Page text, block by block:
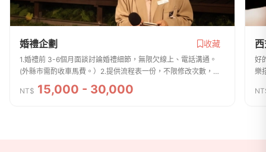
婚禮企劃 收藏
1.婚禮前 3-6個月面談討論婚禮細節，無限欠線上、電話溝通。
(外縣市需酌收車馬費。）2.提供流程表一份，不限修改次數，喜
宴三天為最後修改日3.婚禮主持團隊：婚顧兼主持一名、場控一
名、專業音控一名4.客製化音樂清...
NT$ 15,000 - 30,000
好
樂
服